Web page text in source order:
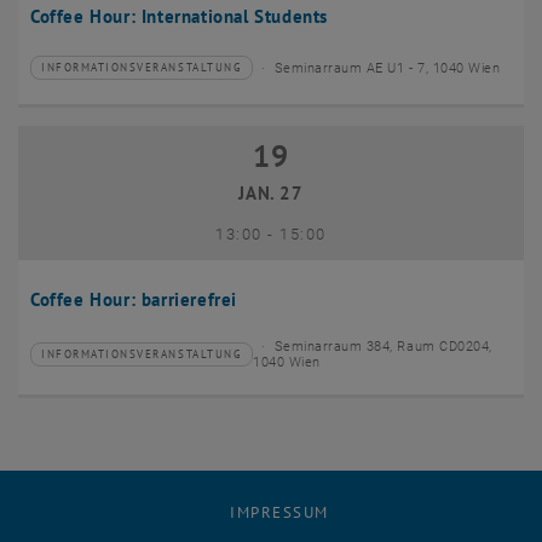
Coffee Hour: International Students
Veranstaltungstyp:
INFORMATIONSVERANSTALTUNG
Veranstaltungsort: Seminarraum AE U1 - 7, 1040 Wien
Coffee Hour: barrierefrei
19 Januar 2027
19
JAN. 27
13:00- bis
15:00
Veranstaltungstyp:
INFORMATIONSVERANSTALTUNG
Veranstaltungsort:
Seminarraum 384, Raum CD0204,
1040 Wien
IMPRESSUM